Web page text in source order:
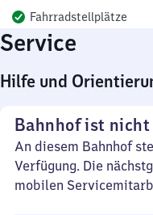
Fahrradstellplätze
Service
Hilfe und
Bahnhof ist
An diesem Bahnhof
Verfügung. Die
mobilen